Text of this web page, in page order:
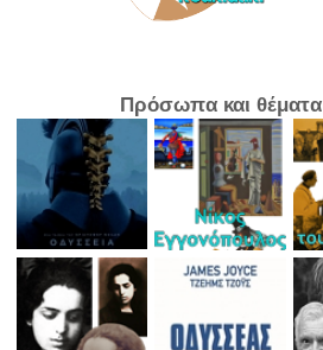
Πρόσωπα και θέματα